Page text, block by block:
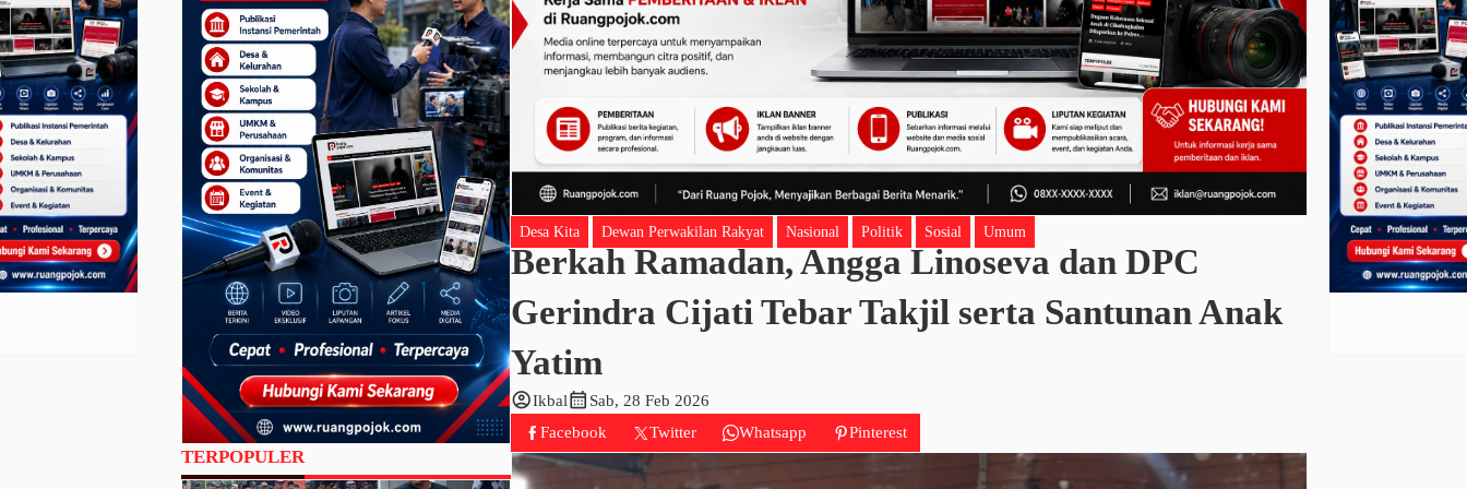
Desa Kita Dewan Perwakilan Rakyat Nasional Politik Sosial Umum
Berkah Ramadan, Angga Linoseva dan DPC
Gerindra Cijati Tebar Takjil serta Santunan Anak
Yatim
account_circleIkbalcalendar_month Sab, 28 Feb 2026
Facebook
Twitter Whatsapp Pinterest
TERPOPULER